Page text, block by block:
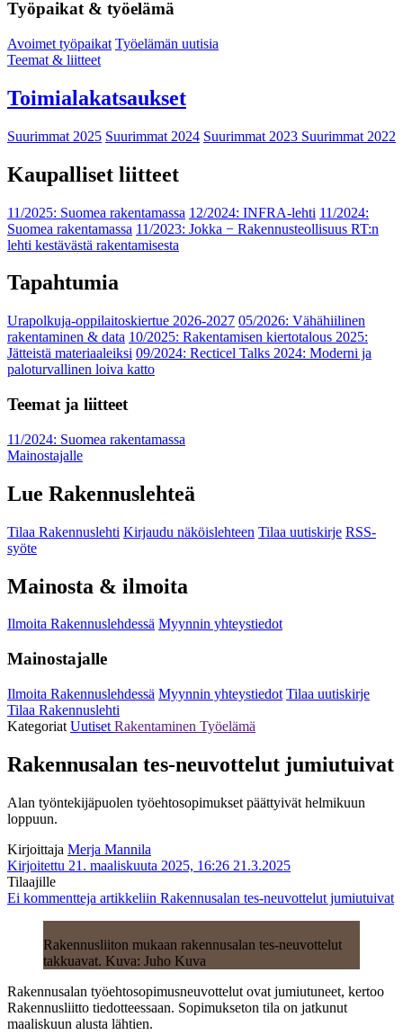
Työpaikat & työelämä
Avoimet työpaikat Työelämän uutisia
Teemat & liitteet
Toimialakatsaukset
Suurimmat 2025 Suurimmat 2024 Suurimmat 2023 Suurimmat 2022
Kaupalliset liitteet
11/2025: Suomea rakentamassa 12/2024: INFRA-lehti 11/2024:
Suomea rakentamassa 11/2023: Jokka − Rakennusteollisuus RT:n
lehti kestävästä rakentamisesta
Tapahtumia
Urapolkuja-oppilaitoskiertue 2026-2027 05/2026: Vähähiilinen
rakentaminen & data 10/2025: Rakentamisen kiertotalous 2025:
Jätteistä materiaaleiksi 09/2024: Recticel Talks 2024: Moderni ja
paloturvallinen loiva katto
Teemat ja liitteet
11/2024: Suomea rakentamassa
Mainostajalle
Lue Rakennuslehteä
Tilaa Rakennuslehti Kirjaudu näköislehteen Tilaa uutiskirje RSS-
syöte
Mainosta & ilmoita
Ilmoita Rakennuslehdessä Myynnin yhteystiedot
Mainostajalle
Ilmoita Rakennuslehdessä Myynnin yhteystiedot Tilaa uutiskirje
Tilaa Rakennuslehti
Kategoriat Uutiset Rakentaminen Työelämä
Rakennusalan tes-neuvottelut jumiutuivat
Alan työntekijäpuolen työehtosopimukset päättyivät helmikuun
loppuun.
Kirjoittaja Merja Mannila
Kirjoitettu 21. maaliskuuta 2025, 16:26 21.3.2025
Tilaajille
Ei kommentteja artikkeliin Rakennusalan tes-neuvottelut jumiutuivat
Rakennusliiton mukaan rakennusalan tes-neuvottelut
takkuavat. Kuva: Juho Kuva
Rakennusalan työehtosopimusneuvottelut ovat jumiutuneet, kertoo
Rakennusliitto tiedotteessaan. Sopimukseton tila on jatkunut
maaliskuun alusta lähtien.